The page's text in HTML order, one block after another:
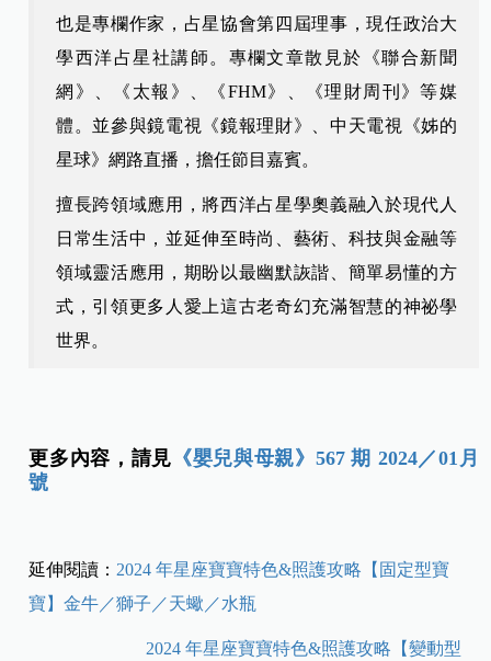
也是專欄作家，占星協會第四屆理事，現任政治大
學西洋占星社講師。專欄文章散見於《聯合新聞
網》、《太報》、《FHM》、《理財周刊》等媒
體。並參與鏡電視《鏡報理財》、中天電視《姊的
星球》網路直播，擔任節目嘉賓。
擅長跨領域應用，將西洋占星學奧義融入於現代人
日常生活中，並延伸至時尚、藝術、科技與金融等
領域靈活應用，期盼以最幽默詼諧、簡單易懂的方
式，引領更多人愛上這古老奇幻充滿智慧的神祕學
世界。
更多內容，請見 《嬰兒與母親》567 期 2024／01月
號
延伸閱讀： 2024 年星座寶寶特色&照護攻略【固定型寶
寶】金牛／獅子／天蠍／水瓶
2024 年星座寶寶特色&照護攻略【變動型